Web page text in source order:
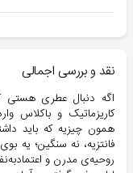
نقد و بررسی اجمالی
اگه دنبال عطری
همون چیزیه که باید
فانتزیه، نه سنگین؛ یه
روحیه‌ی مدرن و